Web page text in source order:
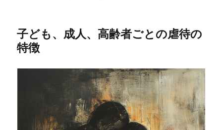
子ども、成人、高齢者ごとの虐待の
特徴